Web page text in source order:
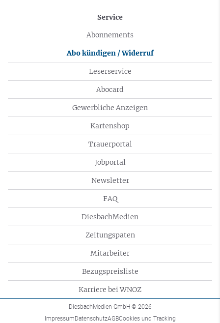
Service
Abonnements
Abo kündigen / Widerruf
Leserservice
Abocard
Gewerbliche Anzeigen
Kartenshop
Trauerportal
Jobportal
Newsletter
FAQ
DiesbachMedien
Zeitungspaten
Mitarbeiter
Bezugspreisliste
Karriere bei WNOZ
DiesbachMedien GmbH © 2026
ImpressumDatenschutzAGBCookies und Tracking